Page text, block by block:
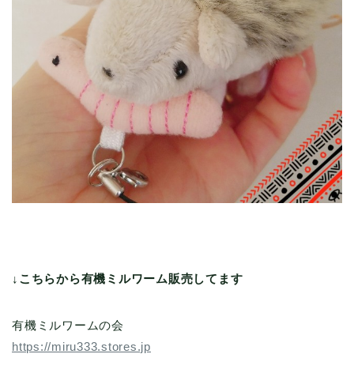
↓こちらから有機ミルワーム販売してます
有機ミルワームの会
https://miru333.stores.jp